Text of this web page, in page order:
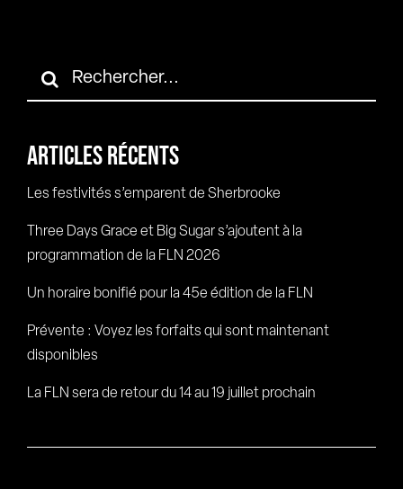
Rechercher:
ARTICLES RÉCENTS
Les festivités s’emparent de Sherbrooke
Three Days Grace et Big Sugar s’ajoutent à la
programmation de la FLN 2026
Un horaire bonifié pour la 45e édition de la FLN
Prévente : Voyez les forfaits qui sont maintenant
disponibles
La FLN sera de retour du 14 au 19 juillet prochain